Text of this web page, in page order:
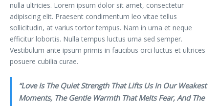
nulla ultricies. Lorem ipsum dolor sit amet, consectetur
adipiscing elit. Praesent condimentum leo vitae tellus
sollicitudin, at varius tortor tempus. Nam in urna et neque
efficitur lobortis. Nulla tempus luctus urna sed semper.
Vestibulum ante ipsum primis in faucibus orci luctus et ultrices
posuere cubilia curae.
“Love Is The Quiet Strength That Lifts Us In Our Weakest
Moments, The Gentle Warmth That Melts Fear, And The